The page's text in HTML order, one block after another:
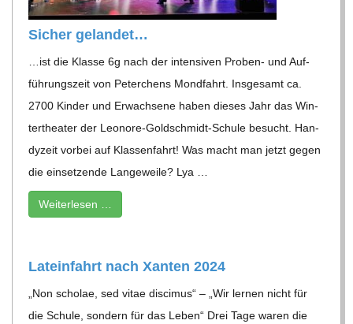
Sicher gelan­det…
…ist die Klasse 6g nach der inten­si­ven Pro­ben- und Auf­
füh­rungs­zeit von Peter­chens Mond­fahrt. Ins­ge­samt ca.
2700 Kin­der und Erwach­sene haben die­ses Jahr das Win­
ter­thea­ter der Leo­nore-Gold­schmidt-Schule besucht. Han­
dy­zeit vor­bei auf Klas­sen­fahrt! Was macht man jetzt gegen
die ein­set­zende Lan­ge­weile? Lya …
Wei­ter­le­sen …
Latein­fahrt nach Xan­ten 2024
„Non scho­lae, sed vitae disci­mus“ – „Wir ler­nen nicht für
die Schule, son­dern für das Leben“ Drei Tage waren die